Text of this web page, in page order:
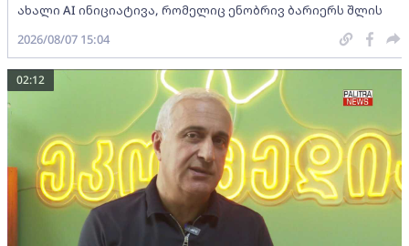
ახალი AI ინიციატივა, რომელიც ენობრივ ბარიერს შლის
2026/08/07 15:04
02:12